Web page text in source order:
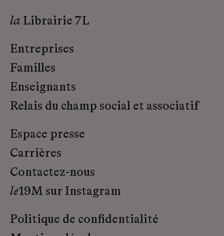
la Librairie 7L
Entreprises
Familles
Enseignants
Relais du champ social et associatif
Espace presse
Carrières
Contactez-nous
le19M sur Instagram
Politique de confidentialité